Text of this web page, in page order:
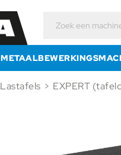
naar:
Lastafels > EXPERT